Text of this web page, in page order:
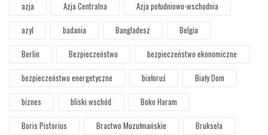
azja Azja Centralna
Azja południowo-wschodnia
azyl
badania Bangladesz
Belgia
Berlin
Bezpieczeństwo
bezpieczeństwo ekonomiczne
bezpieczeństwo energetyczne
białoruś
Biały Dom
biznes
bliski wschód
Boko Haram
Boris Pistorius
Bractwo Muzułmańskie
Bruksela